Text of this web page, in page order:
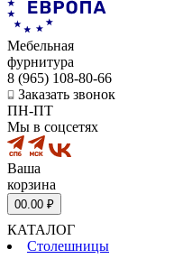
Мебельная
фурнитура
8 (965) 108-80-66
Заказать звонок
ПН-ПТ
Мы в соцсетях
Ваша
корзина
00.00 ₽
КАТАЛОГ
Столешницы